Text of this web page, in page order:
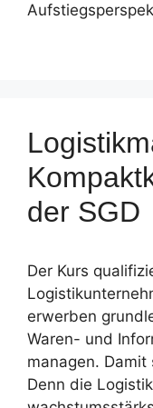
der SGD
Der Kurs
erwerben
Waren- und
managen. Damit
Denn die